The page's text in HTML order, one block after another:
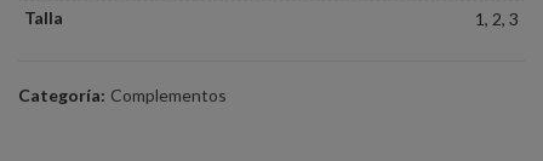
Talla
1, 2, 3
Categoría: Complementos